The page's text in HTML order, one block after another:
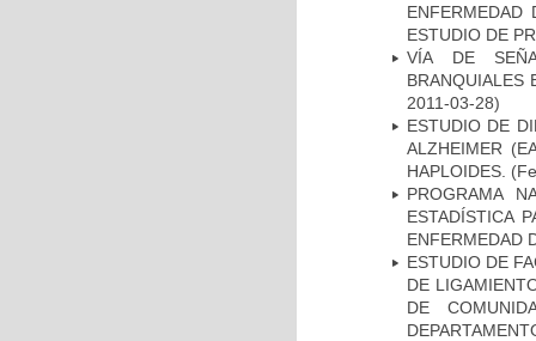
ENFERMEDAD
ESTUDIO DE
VÍA DE
BRANQUIALES
2011-03-28)
ESTUDIO DE
ALZHEIMER
HAPLOIDES.
PROGRAMA
ESTADÍSTICA
ENFERMEDAD
ESTUDIO DE
DE
DE